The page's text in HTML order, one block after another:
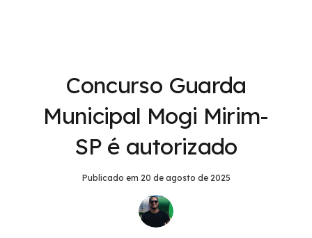
Concurso Guarda
Municipal Mogi Mirim-
SP é autorizado
Publicado em 20 de agosto de 2025